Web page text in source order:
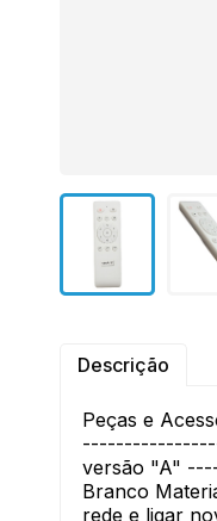
Descrição
Peças e
versão "A"
Branco
rede e ligar